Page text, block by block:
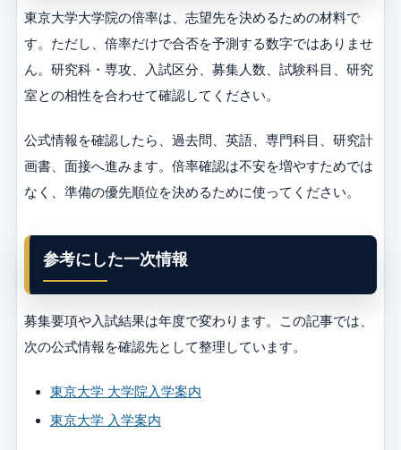
東京大学大学院の倍率は、志望先を決めるための材料で
す。ただし、倍率だけで合否を予測する数字ではありませ
ん。研究科・専攻、入試区分、募集人数、試験科目、研究
室との相性を合わせて確認してください。
公式情報を確認したら、過去問、英語、専門科目、研究計
画書、面接へ進みます。倍率確認は不安を増やすためでは
なく、準備の優先順位を決めるために使ってください。
参考にした一次情報
募集要項や入試結果は年度で変わります。この記事では、
次の公式情報を確認先として整理しています。
東京大学 大学院入学案内
東京大学 入学案内